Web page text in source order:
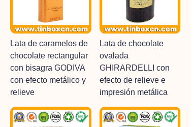
Lata de caramelos de
chocolate rectangular
con bisagra GODIVA
con efecto metálico y
relieve
Lata de chocolate
ovalada
GHIRARDELLI con
efecto de relieve e
impresión metálica